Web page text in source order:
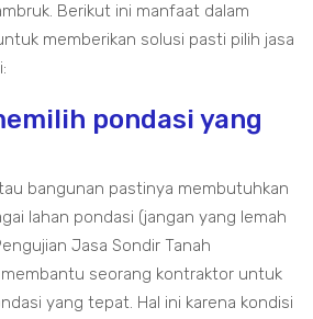
Berikut ini manfaat dalam
memberikan solusi pasti pilih jasa
pondasi yang
bangunan pastinya membutuhkan
lahan pondasi (jangan yang lemah
Jasa Sondir Tanah
membantu seorang kontraktor untuk
yang tepat. Hal ini karena kondisi